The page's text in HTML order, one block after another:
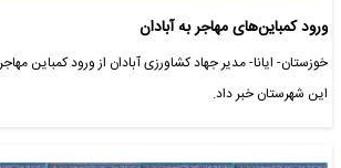
ورود کمباین‌های مهاجر به آبادان
خوزستان- ایانا- مدیر جهاد کشاورزی آبادان از ورود کمباین
این شهرستان خبر داد.